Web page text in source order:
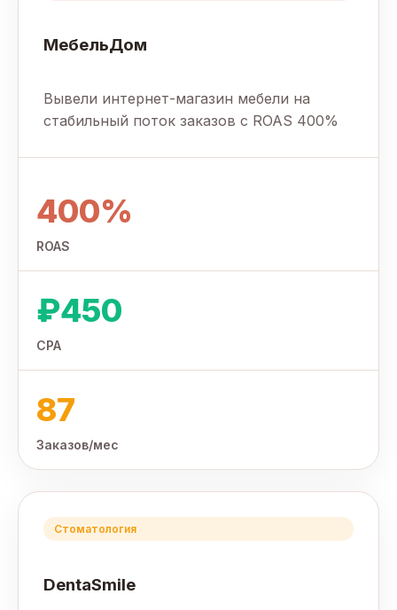
МебельДом
Вывели интернет-магазин мебели на
стабильный поток заказов с ROAS 400%
400%
ROAS
₽450
CPA
87
Заказов/мес
Стоматология
DentaSmile